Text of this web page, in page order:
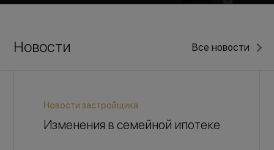
Новости Все новости
Новости застройщика
Изменения в семейной ипотеке